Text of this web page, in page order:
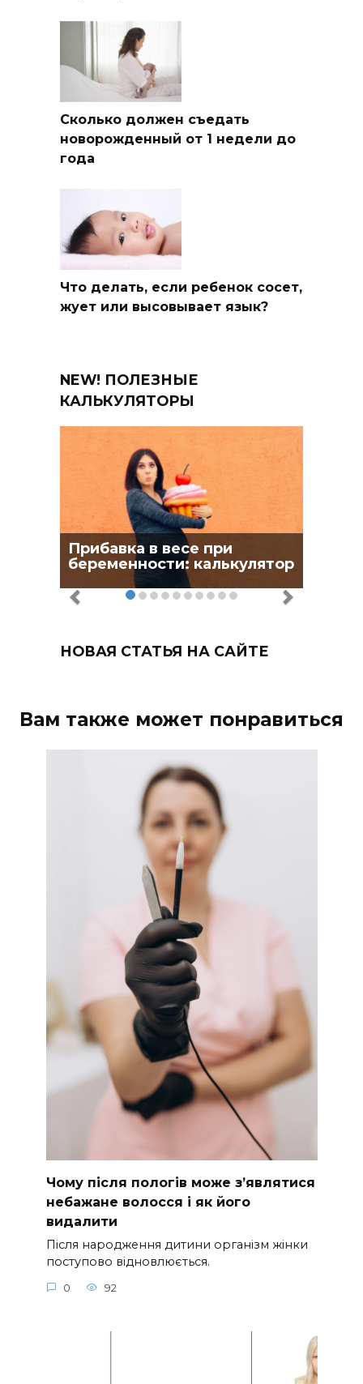
Сколько должен съедать
новорожденный от 1 недели до
года
Что делать, если ребенок сосет,
жует или высовывает язык?
NEW! ПОЛЕЗНЫЕ
КАЛЬКУЛЯТОРЫ
Прибавка в весе при
беременности: калькулятор
НОВАЯ СТАТЬЯ НА САЙТЕ
Вам также может понравиться
Чому після пологів може з’являтися
небажане волосся і як його
видалити
Після народження дитини організм жінки
поступово відновлюється.
0 92